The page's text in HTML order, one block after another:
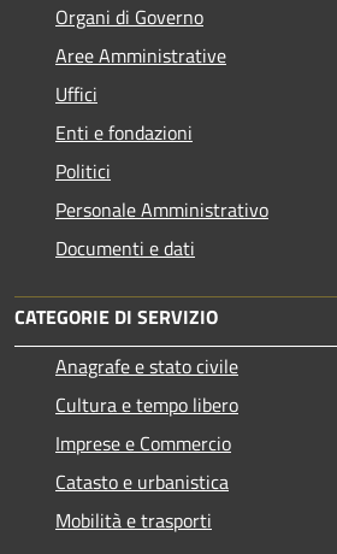
Organi di Governo
Aree Amministrative
Uffici
Enti e fondazioni
Politici
Personale Amministrativo
Documenti e dati
CATEGORIE DI SERVIZIO
Anagrafe e stato civile
Cultura e tempo libero
Imprese e Commercio
Catasto e urbanistica
Mobilità e trasporti